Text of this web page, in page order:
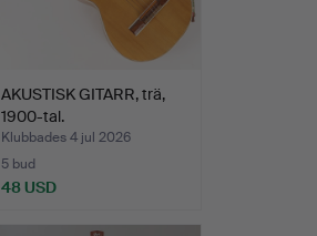
AKUSTISK GITARR, trä,
1900-tal.
Klubbades 4 jul 2026
5 bud
48 USD